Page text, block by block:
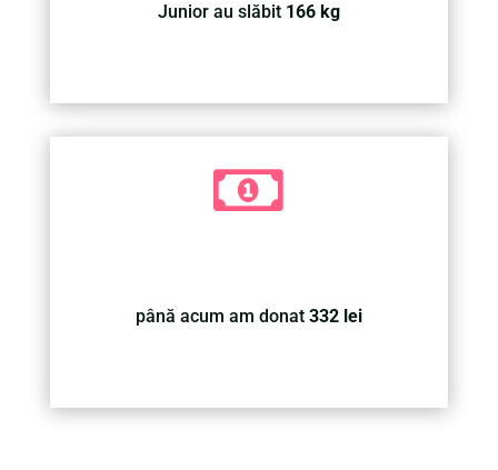
Junior au slăbit 166 kg

până acum am donat 332 lei